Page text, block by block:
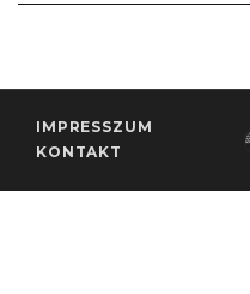
IMPRESSZUM
KONTAKT